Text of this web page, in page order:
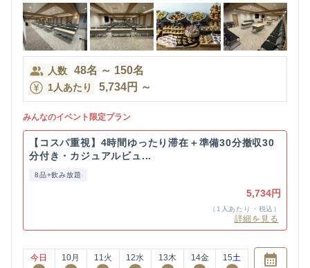
人数 48名 ～ 150名
1人あたり 5,734円 ～
みんなのイベント限定プラン
【コスパ重視】4時間ゆったり滞在＋準備30分撤収30
分付き・カジュアルビュ...
8品+飲み放題
5,734円
（1人あたり・税込）
詳細を見る
今日 10月 11火 12水 13木 14金 15土